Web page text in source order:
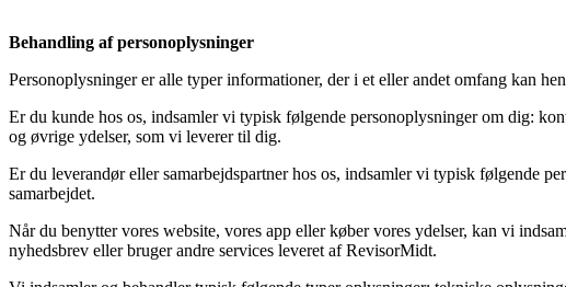
Behandling af personoplysninger
Personoplysninger er alle typer informationer, der i et eller andet omfang kan
Er du kunde hos os, indsamler vi typisk følgende personoplysninger om dig:
og øvrige ydelser, som vi leverer til dig.
Er du leverandør eller samarbejdspartner hos os, indsamler vi typisk følgende
samarbejdet.
Når du benytter vores website, vores app eller køber vores ydelser, kan vi
nyhedsbrev eller bruger andre services leveret af RevisorMidt.